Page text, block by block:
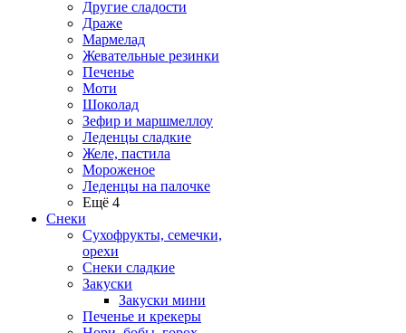
Другие сладости
Драже
Мармелад
Жевательные резинки
Печенье
Моти
Шоколад
Зефир и маршмеллоу
Леденцы сладкие
Желе, пастила
Мороженое
Леденцы на палочке
Ещё 4
Снеки
Сухофрукты, семечки,
орехи
Снеки сладкие
Закуски
Закуски мини
Печенье и крекеры